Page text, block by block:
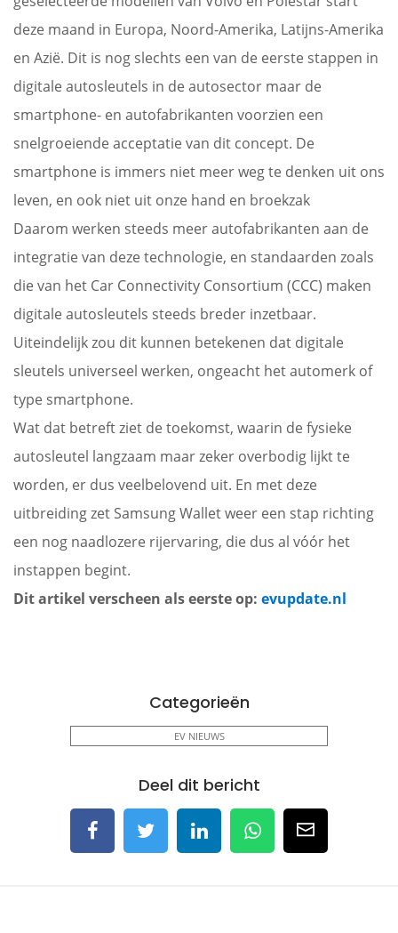
deze maand in Europa, Noord-Amerika, Latijns-Amerika
en Azië. Dit is nog slechts een van de eerste stappen in
digitale autosleutels in de autosector maar de
smartphone- en autofabrikanten voorzien een
snelgroeiende acceptatie van dit concept. De
smartphone is immers niet meer weg te denken uit ons
leven, en ook niet uit onze hand en broekzak
Daarom werken steeds meer autofabrikanten aan de
integratie van deze technologie, en standaarden zoals
die van het Car Connectivity Consortium (CCC) maken
digitale autosleutels steeds breder inzetbaar.
Uiteindelijk zou dit kunnen betekenen dat digitale
sleutels universeel werken, ongeacht het automerk of
type smartphone.
Wat dat betreft ziet de toekomst, waarin de fysieke
autosleutel langzaam maar zeker overbodig lijkt te
worden, er dus veelbelovend uit. En met deze
uitbreiding zet Samsung Wallet weer een stap richting
een nog naadlozere rijervaring, die dus al vóór het
instappen begint.
Dit artikel verscheen als eerste op: evupdate.nl
Categorieën
EV NIEUWS
Deel dit bericht